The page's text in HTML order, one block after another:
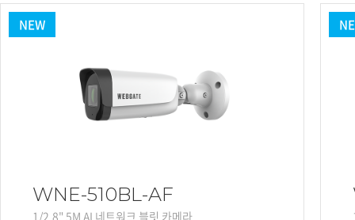
NEW
WNE-510BL-AF
1/2.8" 5M AI 네트워크 블릿 카메라